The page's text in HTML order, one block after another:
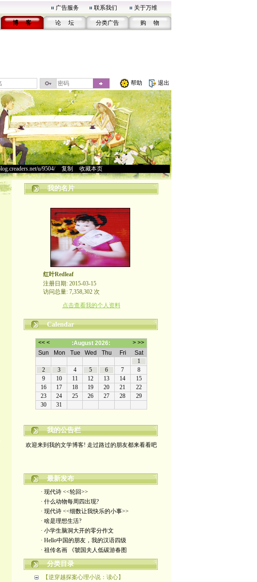
广告服务 联系我们 关于万维
博 客 论 坛 分类广告 购 物
帮助 退出
u/9504/> 复制 收藏本页
我的名片
红叶Redleaf
注册日期: 2015-03-15
访问总量: 7,358,302 次
点击查看我的个人资料
Calendar
我的公告栏
最新发布
· 现代诗 <<轮回>>
· 什么动物每周四出现?
· 现代诗 <<细数让我快乐的小事>>
· 啥是理想生活?
· 小学生脑洞大开的零分作文
· Hello中国的朋友，我的汉语四级
· 祖传名画 《虢国夫人低碳游春图
分类目录
【逆穿越探案心理小说：读心】